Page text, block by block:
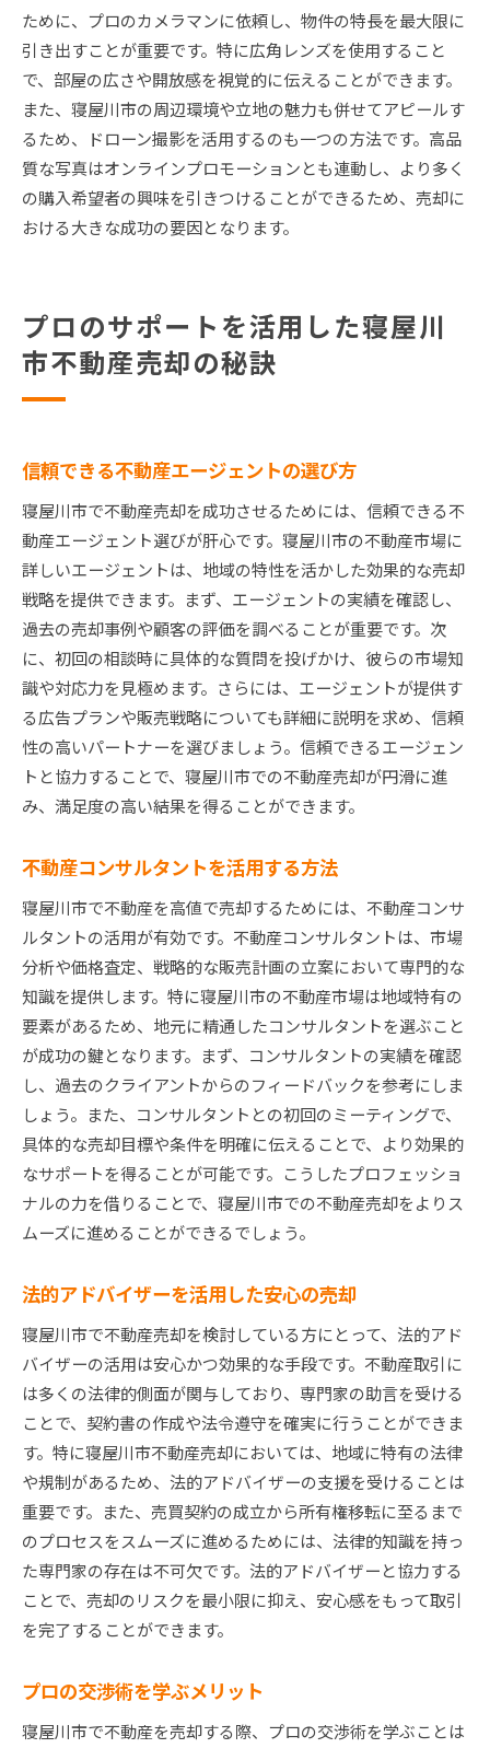
ために、プロのカメラマンに依頼し、物件の特長を最大限に
引き出すことが重要です。特に広角レンズを使用すること
で、部屋の広さや開放感を視覚的に伝えることができます。
また、寝屋川市の周辺環境や立地の魅力も併せてアピールす
るため、ドローン撮影を活用するのも一つの方法です。高品
質な写真はオンラインプロモーションとも連動し、より多く
の購入希望者の興味を引きつけることができるため、売却に
おける大きな成功の要因となります。
プロのサポートを活用した寝屋川
市不動産売却の秘訣
信頼できる不動産エージェントの選び方
寝屋川市で不動産売却を成功させるためには、信頼できる不
動産エージェント選びが肝心です。寝屋川市の不動産市場に
詳しいエージェントは、地域の特性を活かした効果的な売却
戦略を提供できます。まず、エージェントの実績を確認し、
過去の売却事例や顧客の評価を調べることが重要です。次
に、初回の相談時に具体的な質問を投げかけ、彼らの市場知
識や対応力を見極めます。さらには、エージェントが提供す
る広告プランや販売戦略についても詳細に説明を求め、信頼
性の高いパートナーを選びましょう。信頼できるエージェン
トと協力することで、寝屋川市での不動産売却が円滑に進
み、満足度の高い結果を得ることができます。
不動産コンサルタントを活用する方法
寝屋川市で不動産を高値で売却するためには、不動産コンサ
ルタントの活用が有効です。不動産コンサルタントは、市場
分析や価格査定、戦略的な販売計画の立案において専門的な
知識を提供します。特に寝屋川市の不動産市場は地域特有の
要素があるため、地元に精通したコンサルタントを選ぶこと
が成功の鍵となります。まず、コンサルタントの実績を確認
し、過去のクライアントからのフィードバックを参考にしま
しょう。また、コンサルタントとの初回のミーティングで、
具体的な売却目標や条件を明確に伝えることで、より効果的
なサポートを得ることが可能です。こうしたプロフェッショ
ナルの力を借りることで、寝屋川市での不動産売却をよりス
ムーズに進めることができるでしょう。
法的アドバイザーを活用した安心の売却
寝屋川市で不動産売却を検討している方にとって、法的アド
バイザーの活用は安心かつ効果的な手段です。不動産取引に
は多くの法律的側面が関与しており、専門家の助言を受ける
ことで、契約書の作成や法令遵守を確実に行うことができま
す。特に寝屋川市不動産売却においては、地域に特有の法律
や規制があるため、法的アドバイザーの支援を受けることは
重要です。また、売買契約の成立から所有権移転に至るまで
のプロセスをスムーズに進めるためには、法律的知識を持っ
た専門家の存在は不可欠です。法的アドバイザーと協力する
ことで、売却のリスクを最小限に抑え、安心感をもって取引
を完了することができます。
プロの交渉術を学ぶメリット
寝屋川市で不動産を売却する際、プロの交渉術を学ぶことは